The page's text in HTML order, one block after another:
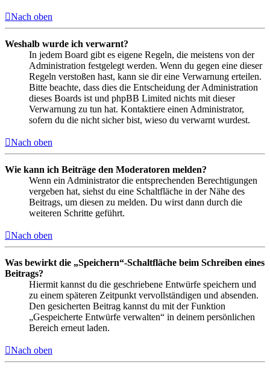
Nach oben
Weshalb wurde ich verwarnt?
In jedem Board gibt es eigene Regeln, die meistens von der
Administration festgelegt werden. Wenn du gegen eine dieser
Regeln verstoßen hast, kann sie dir eine Verwarnung erteilen.
Bitte beachte, dass dies die Entscheidung der Administration
dieses Boards ist und phpBB Limited nichts mit dieser
Verwarnung zu tun hat. Kontaktiere einen Administrator,
sofern du die nicht sicher bist, wieso du verwarnt wurdest.
Nach oben
Wie kann ich Beiträge den Moderatoren melden?
Wenn ein Administrator die entsprechenden Berechtigungen
vergeben hat, siehst du eine Schaltfläche in der Nähe des
Beitrags, um diesen zu melden. Du wirst dann durch die
weiteren Schritte geführt.
Nach oben
Was bewirkt die „Speichern“-Schaltfläche beim Schreiben eines
Beitrags?
Hiermit kannst du die geschriebene Entwürfe speichern und
zu einem späteren Zeitpunkt vervollständigen und absenden.
Den gesicherten Beitrag kannst du mit der Funktion
„Gespeicherte Entwürfe verwalten“ in deinem persönlichen
Bereich erneut laden.
Nach oben